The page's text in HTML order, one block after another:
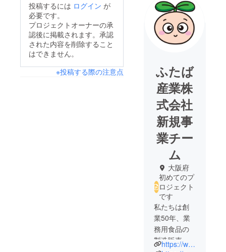
投稿するには ログイン が
必要です。
プロジェクトオーナーの承
認後に掲載されます。承認
された内容を削除すること
はできません。
※投稿する際の注意点
ふたば
産業株
式会社
新規事
業チー
ム
大阪府
初めてのプ
ロジェクト
です
私たちは創
業50年、業
務用食品の
製造販売を https://www.futaba-sangyo.co.jp/